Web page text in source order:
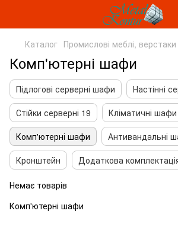
Каталог Промислові меблі, верстаки
Комп'ютерні шафи
Підлогові серверні шафи
Настінні
Стійки серверні 19
Кліматичні шафи
Комп'ютерні шафи
Антивандальні
Кронштейн
Додаткова
Немає товарів
Комп'ютерні шафи